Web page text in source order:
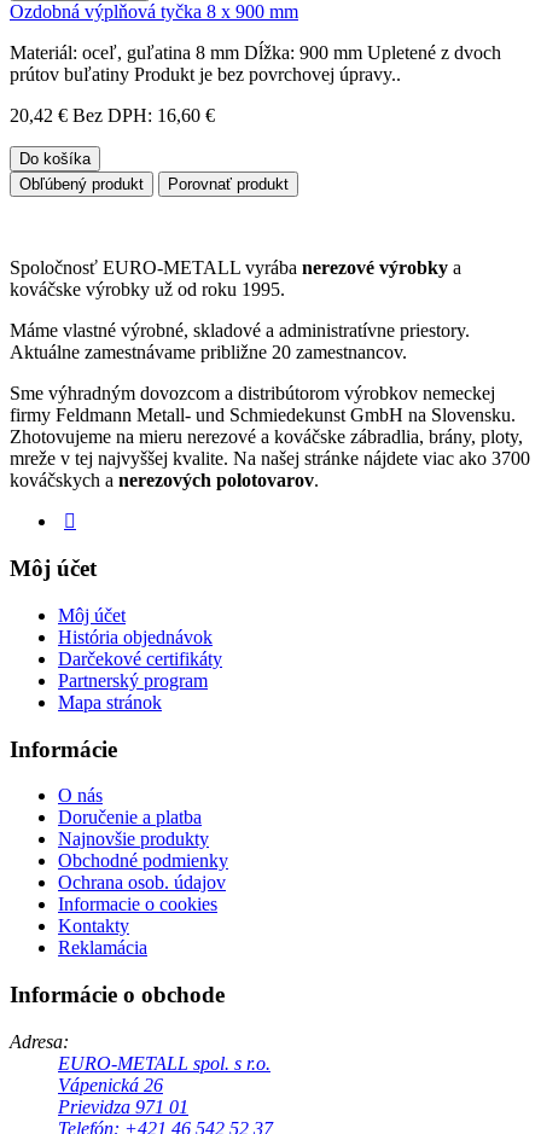
Ozdobná výplňová tyčka 8 x 900 mm
Materiál: oceľ, guľatina 8 mm Dĺžka: 900 mm Upletené z dvoch
prútov buľatiny Produkt je bez povrchovej úpravy..
20,42 € Bez DPH: 16,60 €
Do košíka
Obľúbený produkt
Porovnať produkt
Spoločnosť EURO-METALL vyrába nerezové výrobky a
kováčske výrobky už od roku 1995.
Máme vlastné výrobné, skladové a administratívne priestory.
Aktuálne zamestnávame približne 20 zamestnancov.
Sme výhradným dovozcom a distribútorom výrobkov nemeckej
firmy Feldmann Metall- und Schmiedekunst GmbH na Slovensku.
Zhotovujeme na mieru nerezové a kováčske zábradlia, brány, ploty,
mreže v tej najvyššej kvalite. Na našej stránke nájdete viac ako 3700
kováčskych a nerezových polotovarov.
Môj účet
Môj účet
História objednávok
Darčekové certifikáty
Partnerský program
Mapa stránok
Informácie
O nás
Doručenie a platba
Najnovšie produkty
Obchodné podmienky
Ochrana osob. údajov
Informacie o cookies
Kontakty
Reklamácia
Informácie o obchode
Adresa:
EURO-METALL spol. s r.o.
Vápenická 26
Prievidza 971 01
Telefón: +421 46 542 52 37